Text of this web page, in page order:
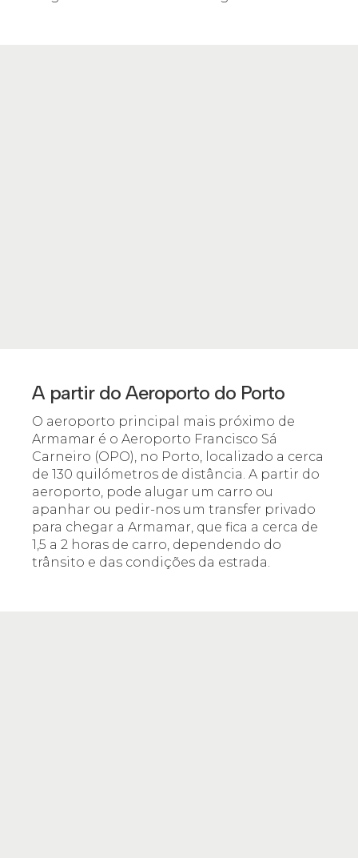
A partir do Aeroporto do Porto
O aeroporto principal mais próximo de
Armamar é o Aeroporto Francisco Sá
Carneiro (OPO), no Porto, localizado a cerca
de 130 quilómetros de distância. A partir do
aeroporto, pode alugar um carro ou
apanhar ou pedir-nos um transfer privado
para chegar a Armamar, que fica a cerca de
1,5 a 2 horas de carro, dependendo do
trânsito e das condições da estrada.